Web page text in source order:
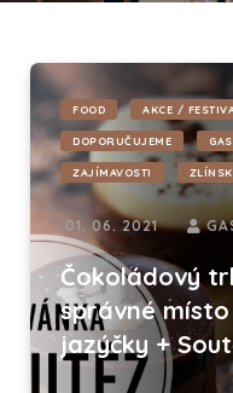
FOOD AKCE /
DOPORUČUJEME
ZAJÍMAVOSTI
01. 06. 2021
Čokoládový
správné
jazýčky +